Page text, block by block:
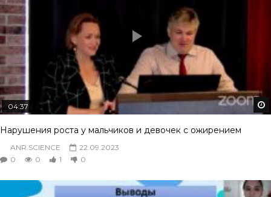
04:37
Нарушения роста у мальчиков и девочек с ожирением
ANR.SCIENCE
22.09.2023
0
0 1 0